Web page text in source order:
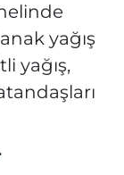
yağış
yağış,